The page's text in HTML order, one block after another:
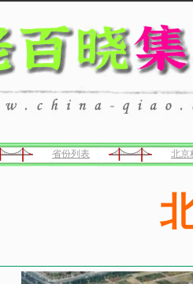
省份列表 北京